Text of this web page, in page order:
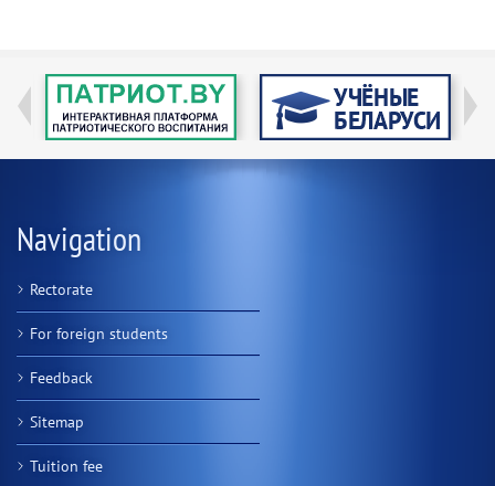
Navigation
Rectorate
For foreign students
Feedback
Sitemap
Tuition fee